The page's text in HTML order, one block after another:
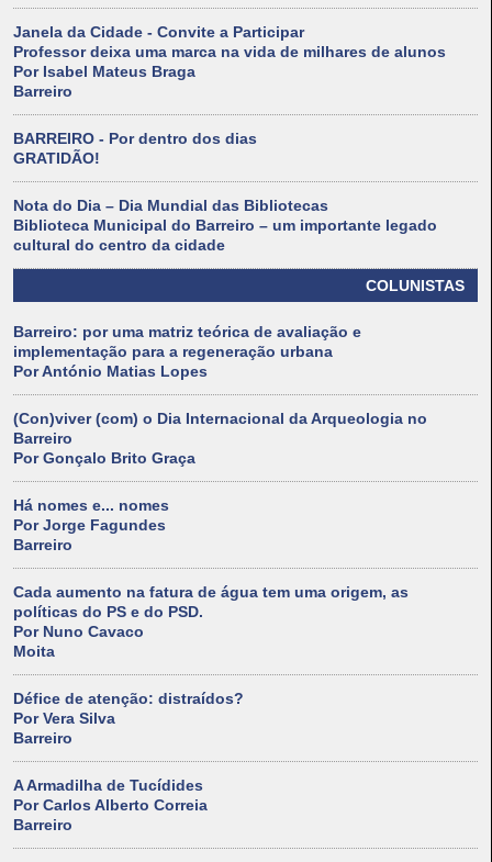
Janela da Cidade - Convite a Participar
Professor deixa uma marca na vida de milhares de alunos
Por Isabel Mateus Braga
Barreiro
BARREIRO - Por dentro dos dias
GRATIDÃO!
Nota do Dia – Dia Mundial das Bibliotecas
Biblioteca Municipal do Barreiro – um importante legado
cultural do centro da cidade
COLUNISTAS
Barreiro: por uma matriz teórica de avaliação e
implementação para a regeneração urbana
Por António Matias Lopes
(Con)viver (com) o Dia Internacional da Arqueologia no
Barreiro
Por Gonçalo Brito Graça
Há nomes e... nomes
Por Jorge Fagundes
Barreiro
Cada aumento na fatura de água tem uma origem, as
políticas do PS e do PSD.
Por Nuno Cavaco
Moita
Défice de atenção: distraídos?
Por Vera Silva
Barreiro
A Armadilha de Tucídides
Por Carlos Alberto Correia
Barreiro